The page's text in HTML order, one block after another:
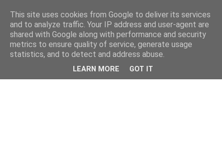
This site uses cookies from Google to deliver its services
and to analyze traffic. Your IP address and user-agent are
shared with Google along with performance and security
metrics to ensure quality of service, generate usage
statistics, and to detect and address abuse.
LEARN MORE GOT IT